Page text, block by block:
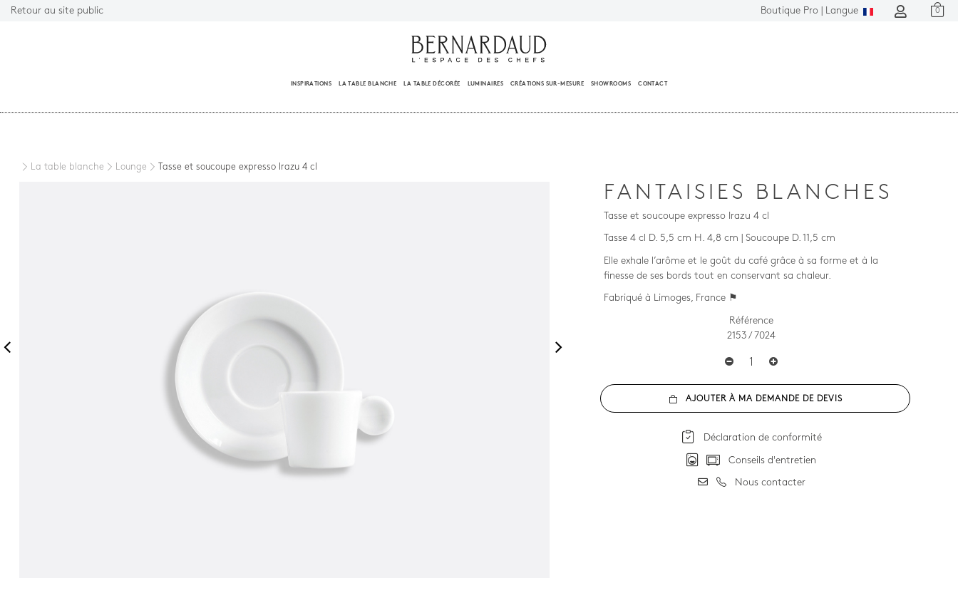
Retour au site public Boutique Pro | Langue 0
INSPIRATIONS LA TABLE BLANCHE LA TABLE DÉCORÉE LUMINAIRES CRÉATIONS SUR-MESURE SHOWROOMS CONTACT
La table blanche Lounge Tasse et soucoupe expresso Irazu 4 cl
FANTAISIES BLANCHES
Tasse et soucoupe expresso Irazu 4 cl
Tasse 4 cl D. 5,5 cm H. 4,8 cm | Soucoupe D. 11,5 cm
Elle exhale l’arôme et le goût du café grâce à sa forme et à la
finesse de ses bords tout en conservant sa chaleur.
Fabriqué à Limoges, France ⚑
Référence
2153 / 7024
AJOUTER À MA DEMANDE DE DEVIS
Déclaration de conformité
Conseils d'entretien
Nous contacter